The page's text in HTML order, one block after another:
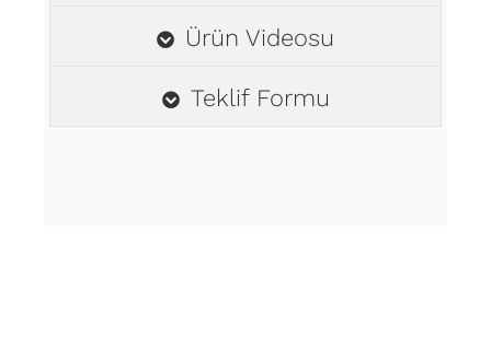
Ürün Videosu
Teklif Formu